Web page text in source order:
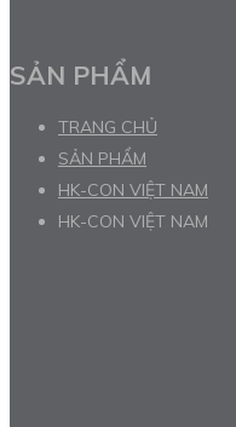
SẢN PHẨM
TRANG CHỦ
SẢN PHẨM
HK-CON VIỆT NAM
HK-CON VIỆT NAM